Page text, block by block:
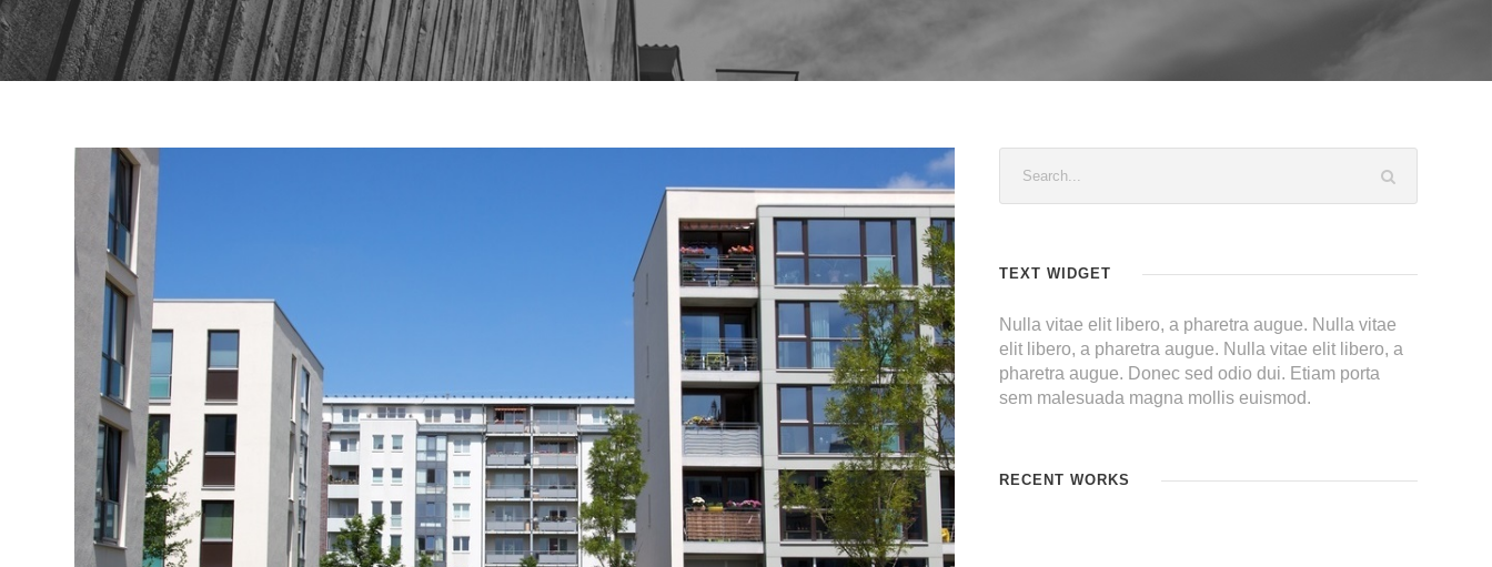
TEXT WIDGET
Nulla vitae elit libero, a pharetra augue. Nulla vitae
elit libero, a pharetra augue. Nulla vitae elit libero, a
pharetra augue. Donec sed odio dui. Etiam porta
sem malesuada magna mollis euismod.
RECENT WORKS